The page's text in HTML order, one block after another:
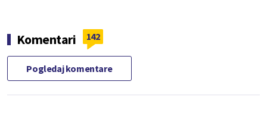
Komentari 142
Pogledaj komentare